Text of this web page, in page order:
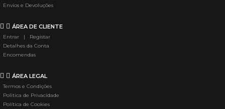
Envios e Devoluções
ÁREA DE CLIENTE
Entrar | Registar
Detalhes da Conta
Encomendas
ÁREA LEGAL
Termos e Condições
Politica de Privacidade
Política de Cookies